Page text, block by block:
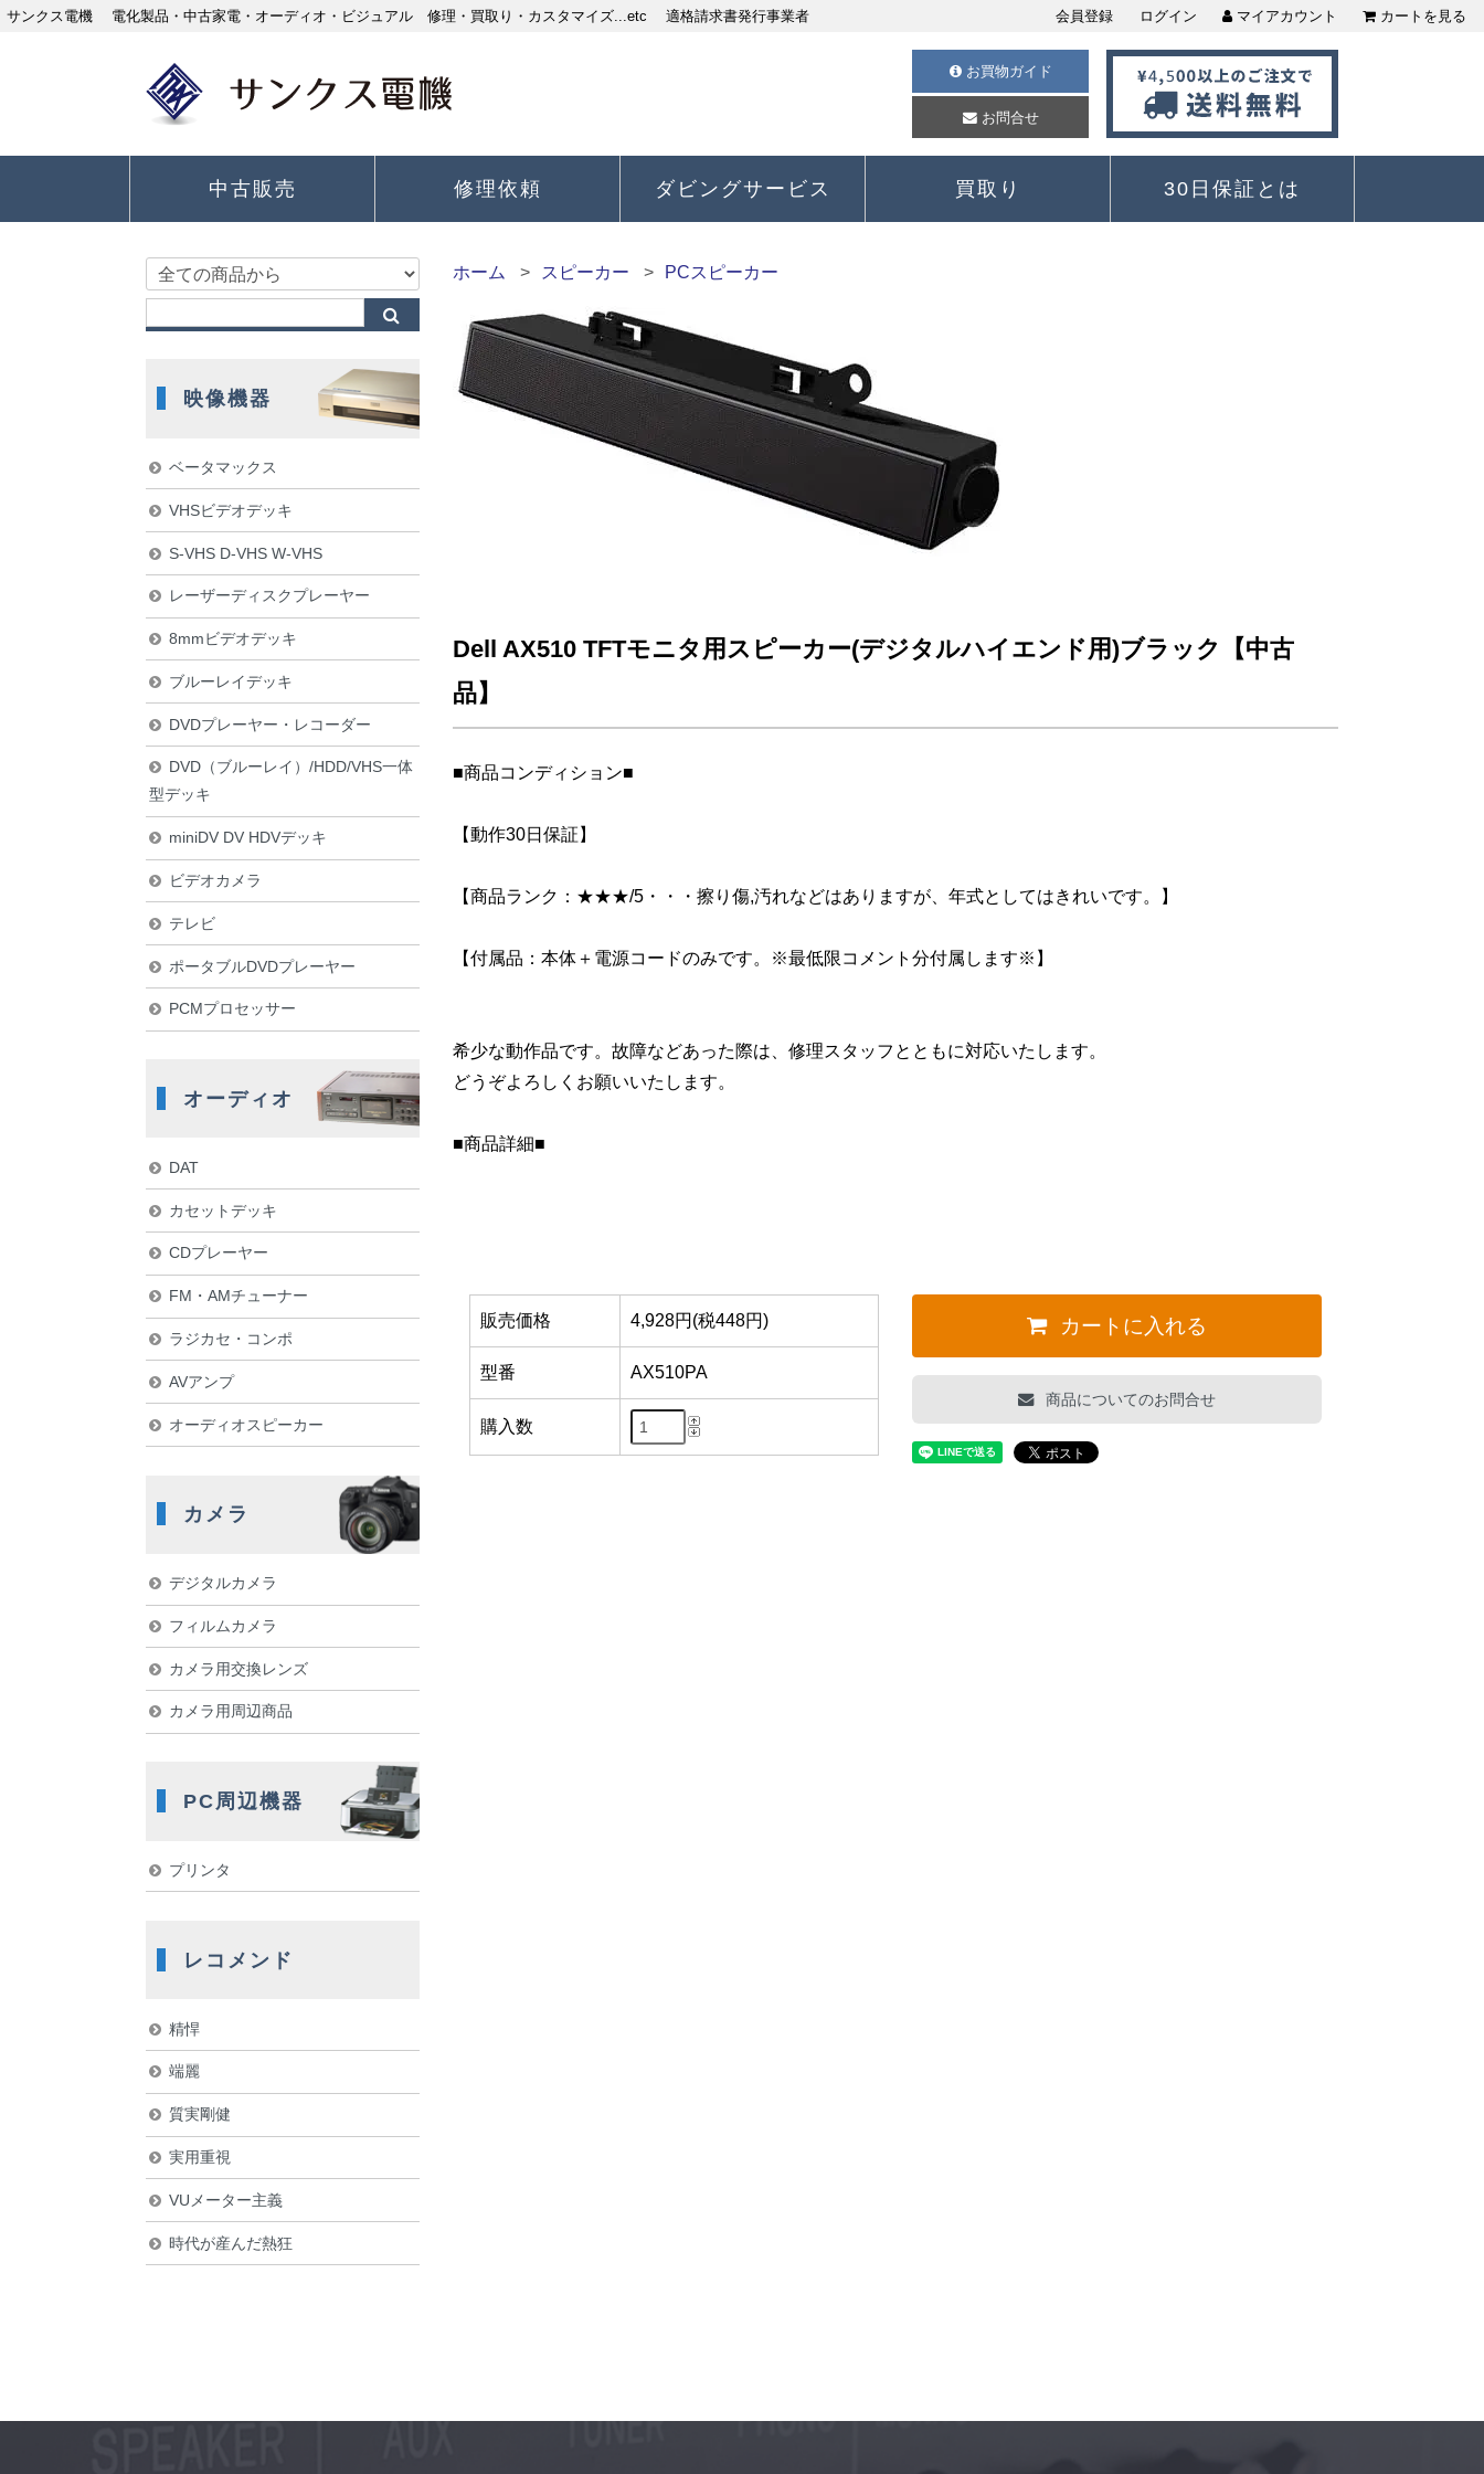
サンクス電機 電化製品・中古家電・オーディオ・ビジュアル 修理・買取り・カスタマイズ...etc 適格請求書発行事業者 会員登録 ログイン マイアカウント カートを見る
お買物ガイド
お問合せ
中古販売 修理依頼 ダビングサービス 買取り 30日保証とは
ホーム スピーカー PCスピーカー
Dell AX510 TFTモニタ用スピーカー(デジタルハイエンド用)ブラック【中古
品】
■商品コンディション■
【動作30日保証】
【商品ランク：★★★/5・・・擦り傷,汚れなどはありますが、年式としてはきれいです。】
【付属品：本体＋電源コードのみです。※最低限コメント分付属します※】
希少な動作品です。故障などあった際は、修理スタッフとともに対応いたします。
どうぞよろしくお願いいたします。
■商品詳細■
販売価格 4,928円(税448円)
型番 AX510PA
購入数
カートに入れる
商品についてのお問合せ
映像機器
ベータマックス
VHSビデオデッキ
S-VHS D-VHS W-VHS
レーザーディスクプレーヤー
8mmビデオデッキ
ブルーレイデッキ
DVDプレーヤー・レコーダー
DVD（ブルーレイ）/HDD/VHS一体
型デッキ
miniDV DV HDVデッキ
ビデオカメラ
テレビ
ポータブルDVDプレーヤー
PCMプロセッサー
オーディオ
DAT
カセットデッキ
CDプレーヤー
FM・AMチューナー
ラジカセ・コンポ
AVアンプ
オーディオスピーカー
カメラ
デジタルカメラ
フィルムカメラ
カメラ用交換レンズ
カメラ用周辺商品
PC周辺機器
プリンタ
レコメンド
精悍
端麗
質実剛健
実用重視
VUメーター主義
時代が産んだ熱狂